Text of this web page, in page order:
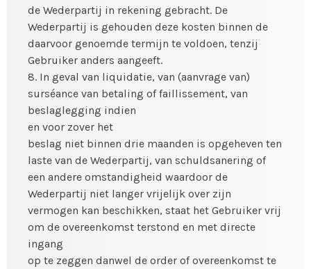
de Wederpartij in rekening gebracht. De
Wederpartij is gehouden deze kosten binnen de
daarvoor genoemde termijn te voldoen, tenzij
Gebruiker anders aangeeft.
8. In geval van liquidatie, van (aanvrage van)
surséance van betaling of faillissement, van
beslaglegging indien
en voor zover het
beslag niet binnen drie maanden is opgeheven ten
laste van de Wederpartij, van schuldsanering of
een andere omstandigheid waardoor de
Wederpartij niet langer vrijelijk over zijn
vermogen kan beschikken, staat het Gebruiker vrij
om de overeenkomst terstond en met directe
ingang
op te zeggen danwel de order of overeenkomst te